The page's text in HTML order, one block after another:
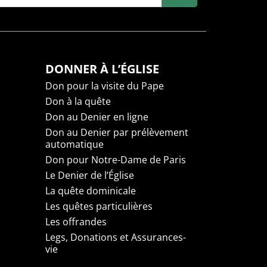
DONNER À L’ÉGLISE
Don pour la visite du Pape
Don à la quête
Don au Denier en ligne
Don au Denier par prélèvement
automatique
Don pour Notre-Dame de Paris
Le Denier de l’Église
La quête dominicale
Les quêtes particulières
Les offrandes
Legs, Donations et Assurances-
vie